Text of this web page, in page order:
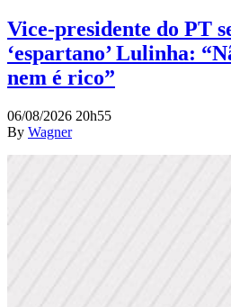
Vice-presidente do PT
‘espartano’ Lulinha:
nem é rico”
06/08/2026 20h55
By Wagner